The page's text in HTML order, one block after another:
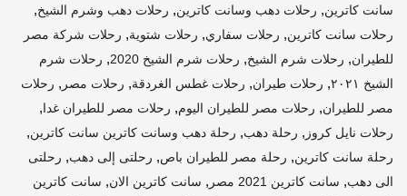
سانت كاترين, رحلات دهب وسانت كاترين, رحلات دهب وشرم الشيخ,
رحلات سانت كاترين, رحلات سفاري, رحلات شتوية, رحلات شركة مصر
للطيران, رحلات شرم الشيخ, رحلات شرم الشيخ 2020 , رحلات شرم
الشيخ ٢٠٢١
, رحلات طيران, رحلات غطس الغردقة, رحلات مصر , رحلات
مصر للطيران, رحلات مصر للطيران اليوم, رحلات مصر للطيران غدا,
رحلات نايل كروز , رحلة دهب, رحلة دهب وسانت كاترين سانت كاترين,
رحلة سانت كاترين, رحلة مصر للطيران باص, رحلتى إلى دهب, رحلتى
الى دهب, سانت كاترين 2021 مصر , سانت كاترين الان, سانت كاترين